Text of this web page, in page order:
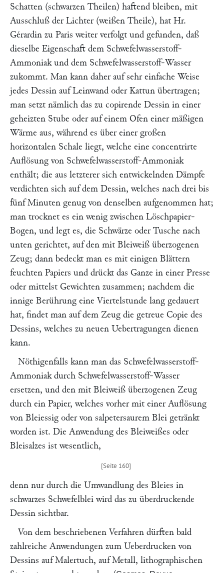
Schatten (schwarzen Theilen) haftend bleiben, mit
Ausschluß der Lichter (weißen Theile), hat Hr.
Gérardin zu Paris weiter verfolgt und gefunden, daß
dieselbe Eigenschaft dem Schwefelwasserstoff-
Ammoniak und dem Schwefelwasserstoff-Wasser
zukommt. Man kann daher auf sehr einfache Weise
jedes Dessin auf Leinwand oder Kattun übertragen;
man setzt nämlich das zu copirende Dessin in einer
geheizten Stube oder auf einem Ofen einer mäßigen
Wärme aus, während es über einer großen
horizontalen Schale liegt, welche eine concentrirte
Auflösung von Schwefelwasserstoff-Ammoniak
enthält; die aus letzterer sich entwickelnden Dämpfe
verdichten sich auf dem Dessin, welches nach drei bis
fünf Minuten genug von denselben aufgenommen hat;
man trocknet es ein wenig zwischen Löschpapier-
Bogen, und legt es, die Schwärze oder Tusche nach
unten gerichtet, auf den mit Bleiweiß überzogenen
Zeug; dann bedeckt man es mit einigen Blättern
feuchten Papiers und drückt das Ganze in einer Presse
oder mittelst Gewichten zusammen; nachdem die
innige Berührung eine Viertelstunde lang gedauert
hat, findet man auf dem Zeug die getreue Copie des
Dessins, welches zu neuen Uebertragungen dienen
kann.
Nöthigenfalls kann man das Schwefelwasserstoff-
Ammoniak durch Schwefelwasserstoff-Wasser
ersetzen, und den mit Bleiweiß überzogenen Zeug
durch ein Papier, welches vorher mit einer Auflösung
von Bleiessig oder von salpetersaurem Blei getränkt
worden ist. Die Anwendung des Bleiweißes oder
Bleisalzes ist wesentlich,
denn nur durch die Umwandlung des Bleies in
schwarzes Schwefelblei wird das zu überdruckende
Dessin sichtbar.
Von dem beschriebenen Verfahren dürften bald
zahlreiche Anwendungen zum Ueberdrucken von
Dessins auf Malertuch, auf Metall, lithographischen